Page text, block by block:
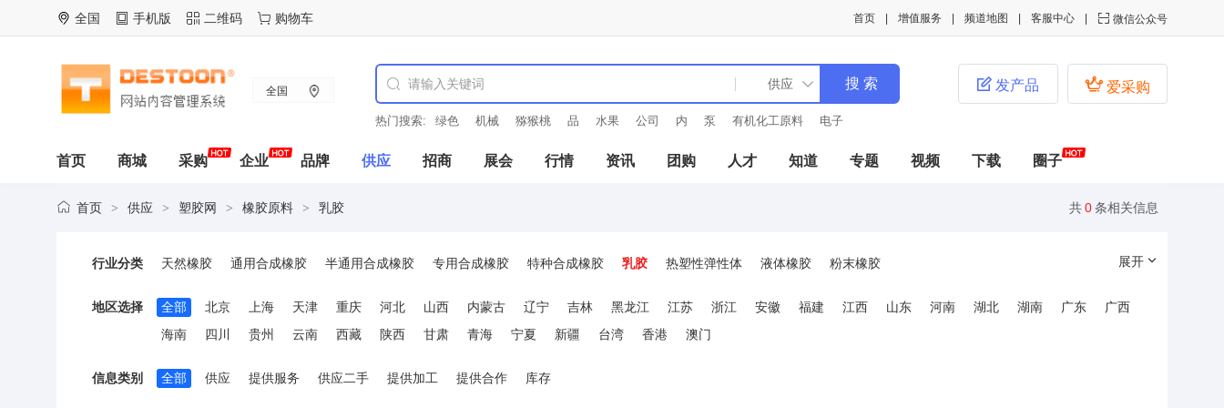
全国 手机版 二维码 购物车  微信公众号
客服中心
频道地图
增值服务
首页
全国
热门搜索: 绿色 机械 猕猴桃 品 水果 公司 内 泵 有机化工原料 电子
 爱采购
 发产品
首页 商城 采购 企业 品牌 供应 招商 展会 行情 资讯 团购 人才 知道 专题 视频 下载 圈子
共0条相关信息
首页 > 供应 > 塑胶网 > 橡胶原料 > 乳胶
行业分类 天然橡胶 通用合成橡胶 半通用合成橡胶 专用合成橡胶 特种合成橡胶 乳胶 热塑性弹性体 液体橡胶 粉末橡胶 展开
地区选择 全部 北京 上海 天津 重庆 河北 山西 内蒙古 辽宁 吉林 黑龙江 江苏 浙江 安徽 福建 江西 山东 河南 湖北 湖南 广东
广西
海南
四川 贵州 云南 西藏 陕西 甘肃 青海 宁夏 新疆 台湾 香港 澳门
信息类别 全部 供应 提供服务 供应二手 提供加工 提供合作 库存